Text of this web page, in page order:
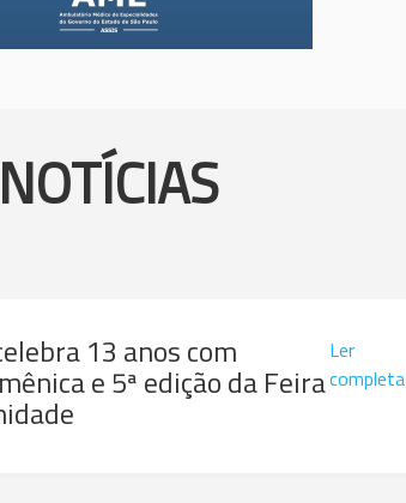
NOTÍCIAS
13 anos com
e 5ª edição da Feira
Ler
completa